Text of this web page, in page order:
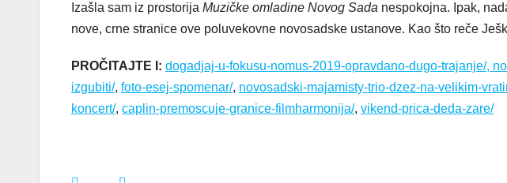
Izašla sam iz prostorija Muzičke omladine Novog Sada nespokojna. Ipak,
nove, crne stranice ove poluvekovne novosadske ustanove. Kao što reče
PROČITAJTE I: dogadjaj-u-fokusu-nomus-2019-opravdano-dugo-trajanje/,
izgubiti/, foto-esej-spomenar/, novosadski-majamisty-trio-dzez-na-velikim-
koncert/, caplin-premoscuje-granice-filmharmonija/, vikend-prica-deda-zare/